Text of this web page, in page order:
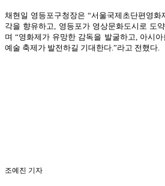
채현일 영등포구청장은 “서울국제초단편영
각을 향유하고, 영등포가 영상문화도시로 도
며 “영화제가 유망한 감독을 발굴하고, 아시
예술 축제가 발전하길 기대한다.”라고 전했다.
조예진 기자